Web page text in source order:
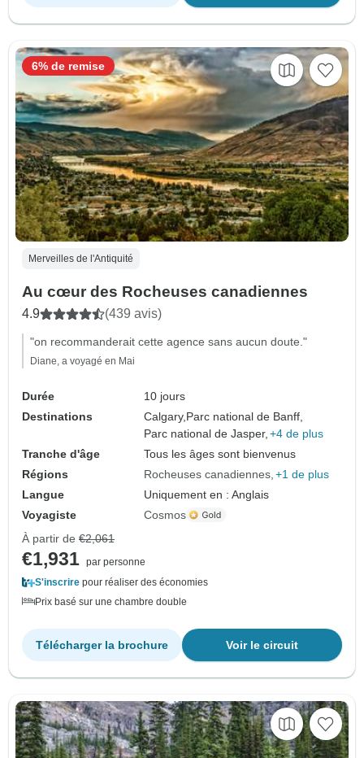
Merveilles de l'Antiquité
Au cœur des Rocheuses canadiennes
4.9 (439 avis)
"on recommanderait cette agence sans aucun doute."
Diane, a voyagé en Mai
Durée
10 jours
Destinations
Calgary, Parc national de Banff,
Parc national de Jasper, +4 de plus
Tranche d'âge
Tous les âges sont bienvenus
Régions
Rocheuses canadiennes +1 de plus
Langue
Uniquement en : Anglais
Voyagiste
Cosmos
6% de remise
À partir de €2,061
€1,931 par personne
S'inscrire pour réaliser des économies
Prix basé sur une chambre double
Voir le circuit
Télécharger la brochure